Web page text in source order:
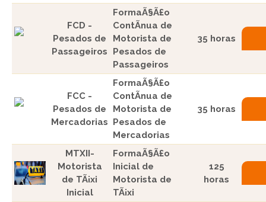
FCD -
Pesados de
Passageiros
FormaÃ§Ã£o
ContÃ­nua de
Motorista de
Pesados de
Passageiros
35 horas
FCC -
Pesados de
Mercadorias
FormaÃ§Ã£o
ContÃ­nua de
Motorista de
Pesados de
Mercadorias
35 horas
MTXII-
Motorista
de TÃ¡xi
Inicial
FormaÃ§Ã£o
Inicial de
Motorista de
TÃ¡xi
125
horas